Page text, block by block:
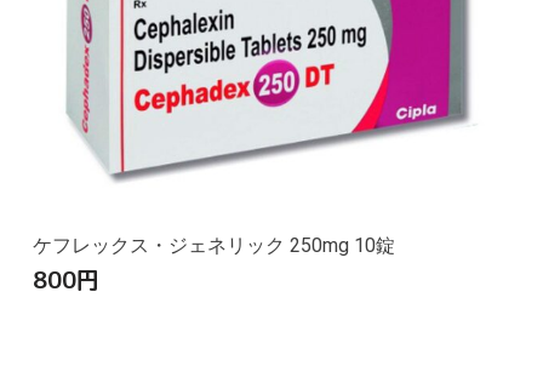
ケフレックス・ジェネリック 250mg 10錠
800円